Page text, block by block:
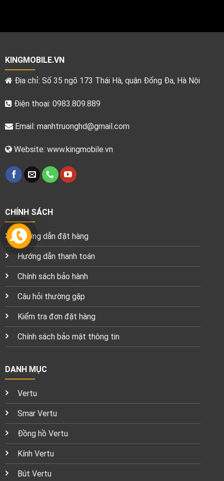
KINGMOBILE.VN
Địa chỉ: Số 35 ngõ 173 Thái Hà, quận Đống Đa, Hà Nội
Điện thoại: 0983.809.889
Email: manhtruonghd@gmail.com
Website: www.kingmobile.vn
CHÍNH SÁCH
Hướng dẫn đặt hàng
Hướng dẫn thanh toán
Chính sách bảo hành
Câu hỏi thường gặp
Kiểm tra đơn đặt hàng
Chính sách bảo mật thông tin
DANH MỤC
Vertu
Smar Vertu
Đồng hồ Vertu
Kính Vertu
Bút Vertu